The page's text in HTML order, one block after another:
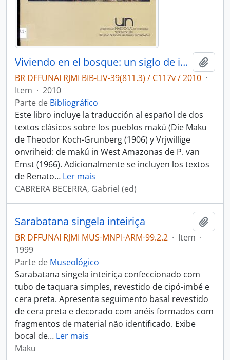
Viviendo en el bosque: un siglo de investigaciones sobre los Makú del noroeste amazónico.
BR DFFUNAI RJMI BIB-LIV-39(811.3) / C117v / 2010 ·
Item · 2010
Parte de Bibliográfico
Este libro incluye la traducción al español de dos
textos clásicos sobre los pueblos makú (Die Maku
de Theodor Koch-Grunberg (1906) y Vrjwillige
onvriheid: de makú in West Amazonas de P. van
Emst (1966). Adicionalmente se incluyen los textos
de Renato… Ler mais
CABRERA BECERRA, Gabriel (ed)
Sarabatana singela inteiriça
BR DFFUNAI RJMI MUS-MNPI-ARM-99.2.2 · Item ·
1999
Parte de Museológico
Sarabatana singela inteiriça confeccionado com
tubo de taquara simples, revestido de cipó-imbé e
cera preta. Apresenta seguimento basal revestido
de cera preta e decorado com anéis formados com
fragmentos de material não identificado. Exibe
bocal de… Ler mais
Maku